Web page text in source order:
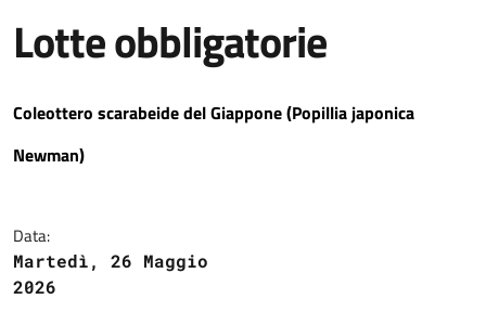
Lotte obbligatorie
Coleottero scarabeide del Giappone (Popillia japonica
Newman)
Data:
Martedì, 26 Maggio
2026